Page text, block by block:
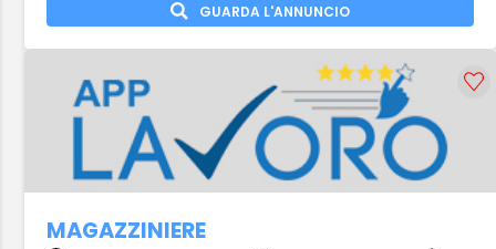
GUARDA L'ANNUNCIO
MAGAZZINIERE